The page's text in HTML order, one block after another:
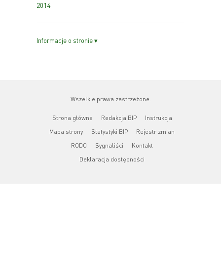
2014
Informacje o stronie ▾
Wszelkie prawa zastrzeżone.
Strona główna Redakcja BIP
Instrukcja
Mapa strony
Statystyki BIP
Rejestr zmian
RODO
Sygnaliści
Kontakt
Deklaracja dostępności